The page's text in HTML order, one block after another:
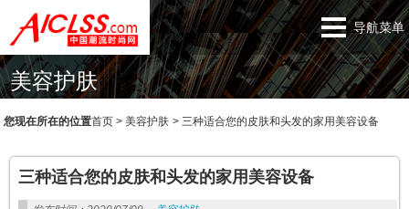
导航菜单
美容护肤
您现在所在的位置首页 >美容护肤 >三种适合您的皮肤和头发的家用美容设备
三种适合您的皮肤和头发的家用美容设备